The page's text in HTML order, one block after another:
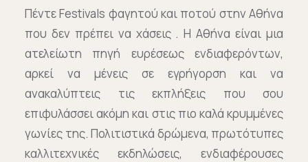
Voucher
Πέντε Festivals φαγητού και ποτού στην Αθήνα
που δεν πρέπει να χάσεις . Η Αθήνα είναι μια
ατελείωτη πηγή ευρέσεως ενδιαφερόντων,
αρκεί να μένεις σε εγρήγορση και να
ανακαλύπτεις τις εκπλήξεις που σου
επιφυλάσσει ακόμη και στις πιο καλά κρυμμένες
γωνίες της. Πολιτιστικά δρώμενα, πρωτότυπες
καλλιτεχνικές εκδηλώσεις, ενδιαφέρουσες